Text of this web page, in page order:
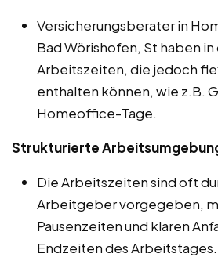
Versicherungsberater in
Bad Wörishofen, St haben
Arbeitszeiten, die jedoch
enthalten können, wie z.B.
Homeoffice-Tage.
Strukturierte
Die Arbeitszeiten sind oft
Arbeitgeber vorgegeben,
Pausenzeiten und klaren
Endzeiten des Arbeitstages.